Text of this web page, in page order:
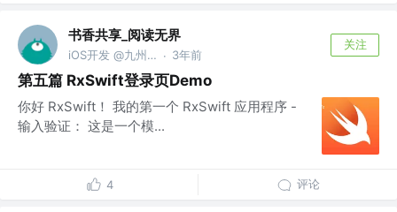
书香共享_阅读无界
iOS开发 @九州文化 · 3年前
关注
第五篇 RxSwift登录页Demo
你好 RxSwift！ 我的第一个 RxSwift 应用程序 -
输入验证： 这是一个模...
4 评论